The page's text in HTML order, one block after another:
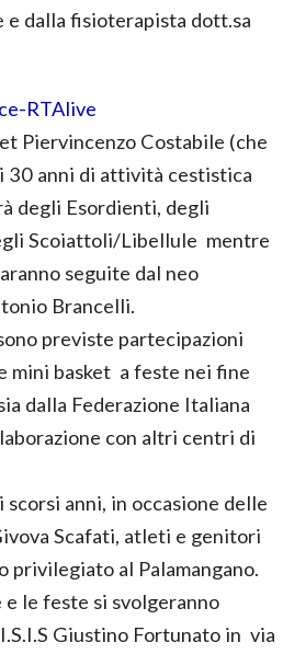
e dalla fisioterapista dott.sa
Piervincenzo Costabile (che
30 anni di attività cestistica
degli Esordienti, degli
Scoiattoli/Libellule mentre
seguite dal neo
Brancelli.
previste partecipazioni
mini basket a feste nei fine
dalla Federazione Italiana
con altri centri di
anni, in occasione delle
Scafati, atleti e genitori
privilegiato al Palamangano.
le feste si svolgeranno
Giustino Fortunato in via